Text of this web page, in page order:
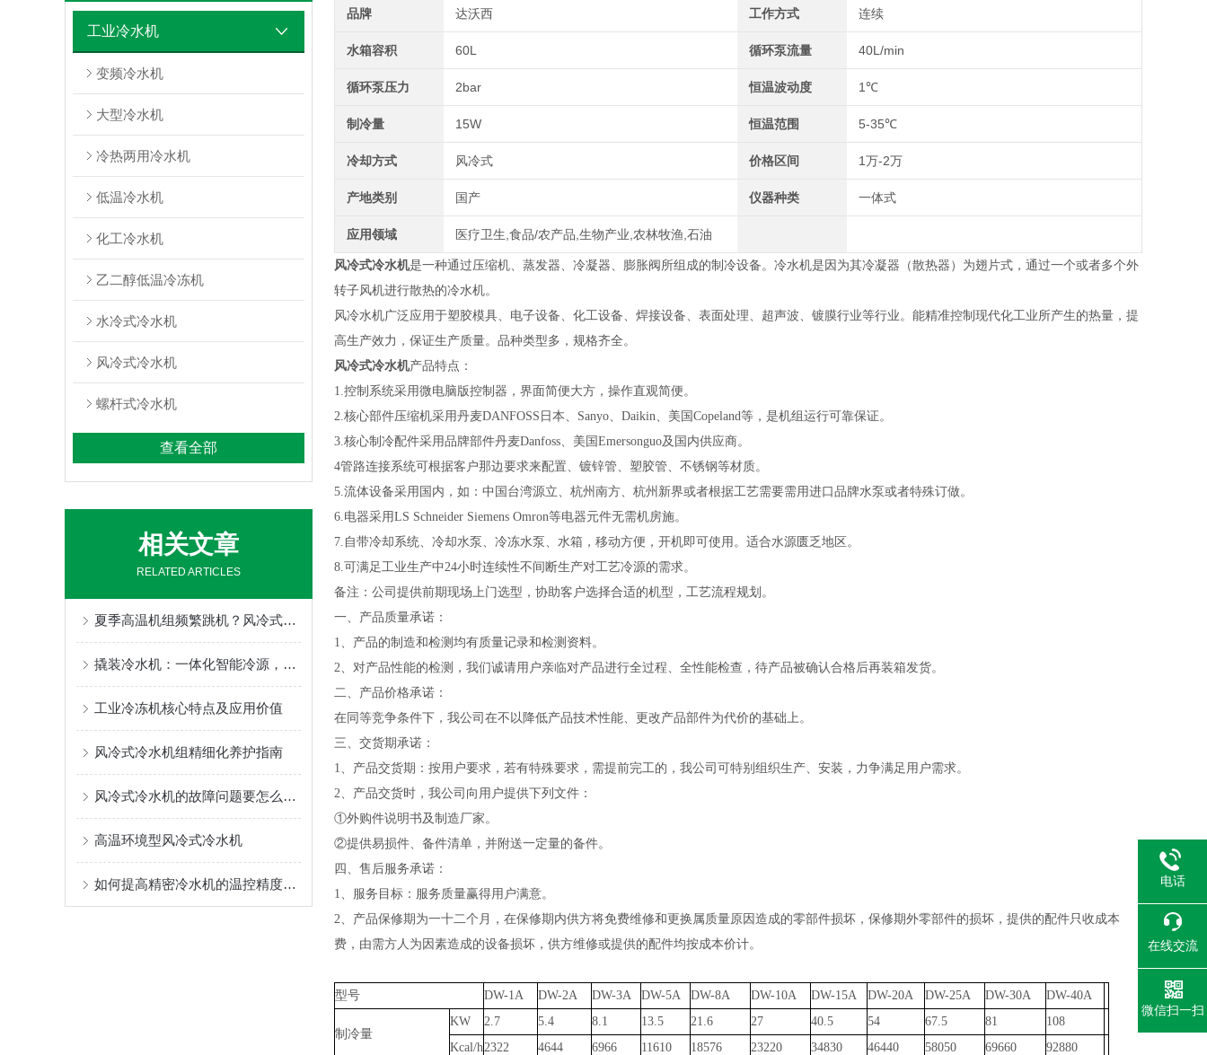
工业冷水机
变频冷水机
大型冷水机
冷热两用冷水机
低温冷水机
化工冷水机
乙二醇低温冷冻机
水冷式冷水机
风冷式冷水机
螺杆式冷水机
查看全部
相关文章
RELATED ARTICLES
夏季高温机组频繁跳机？风冷式冷水机降温保养技巧
撬装冷水机：一体化智能冷源，即装即用
工业冷冻机核心特点及应用价值
风冷式冷水机组精细化养护指南
风冷式冷水机的故障问题要怎么解决
高温环境型风冷式冷水机
如何提高精密冷水机的温控精度以保证设备性能
品牌 达沃西 工作方式 连续
水箱容积 60L 循环泵流量 40L/min
循环泵压力 2bar 恒温波动度 1℃
制冷量 15W 恒温范围 5-35℃
冷却方式 风冷式 价格区间 1万-2万
产地类别 国产 仪器种类 一体式
应用领域 医疗卫生,食品/农产品,生物产业,农林牧渔,石油
风冷式冷水机是一种通过压缩机、蒸发器、冷凝器、膨胀阀所组成的制冷设备。冷水机是因为其冷凝器（散热器）为翅片式，通过一个或者多个外
转子风机进行散热的冷水机。
风冷水机广泛应用于塑胶模具、电子设备、化工设备、焊接设备、表面处理、超声波、镀膜行业等行业。能精准控制现代化工业所产生的热量，提
高生产效力，保证生产质量。品种类型多，规格齐全。
风冷式冷水机产品特点：
1.控制系统采用微电脑版控制器，界面简便大方，操作直观简便。
2.核心部件压缩机采用丹麦DANFOSS日本、Sanyo、Daikin、美国Copeland等，是机组运行可靠保证。
3.核心制冷配件采用品牌部件丹麦Danfoss、美国Emersonguo及国内供应商。
4管路连接系统可根据客户那边要求来配置、镀锌管、塑胶管、不锈钢等材质。
5.流体设备采用国内，如：中国台湾源立、杭州南方、杭州新界或者根据工艺需要需用进口品牌水泵或者特殊订做。
6.电器采用LS Schneider Siemens Omron等电器元件无需机房施。
7.自带冷却系统、冷却水泵、冷冻水泵、水箱，移动方便，开机即可使用。适合水源匮乏地区。
8.可满足工业生产中24小时连续性不间断生产对工艺冷源的需求。
备注：公司提供前期现场上门选型，协助客户选择合适的机型，工艺流程规划。
一、产品质量承诺：
1、产品的制造和检测均有质量记录和检测资料。
2、对产品性能的检测，我们诚请用户亲临对产品进行全过程、全性能检查，待产品被确认合格后再装箱发货。
二、产品价格承诺：
在同等竞争条件下，我公司在不以降低产品技术性能、更改产品部件为代价的基础上。
三、交货期承诺：
1、产品交货期：按用户要求，若有特殊要求，需提前完工的，我公司可特别组织生产、安装，力争满足用户需求。
2、产品交货时，我公司向用户提供下列文件：
①外购件说明书及制造厂家。
②提供易损件、备件清单，并附送一定量的备件。
四、售后服务承诺：
1、服务目标：服务质量赢得用户满意。
2、产品保修期为一十二个月，在保修期内供方将免费维修和更换属质量原因造成的零部件损坏，保修期外零部件的损坏，提供的配件只收成本
费，由需方人为因素造成的设备损坏，供方维修或提供的配件均按成本价计。
型号 DW-1A DW-2A DW-3A DW-5A DW-8A DW-10A DW-15A DW-20A DW-25A DW-30A DW-40A
制冷量
KW 2.7 5.4 8.1 13.5 21.6 27 40.5 54 67.5 81
108
Kcal/h2322 4644 6966 11610 18576 23220 34830 46440 58050 69660
92880
电话
在线交流
微信扫一扫